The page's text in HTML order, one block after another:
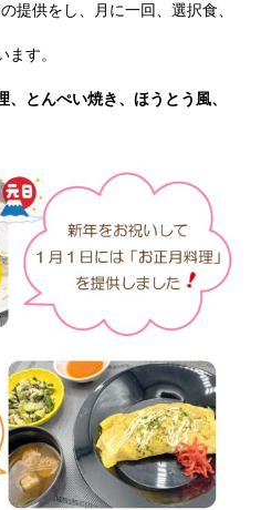
提供をし、月に一回、選択食、
す。
、とんぺい焼き、ほうとう風、